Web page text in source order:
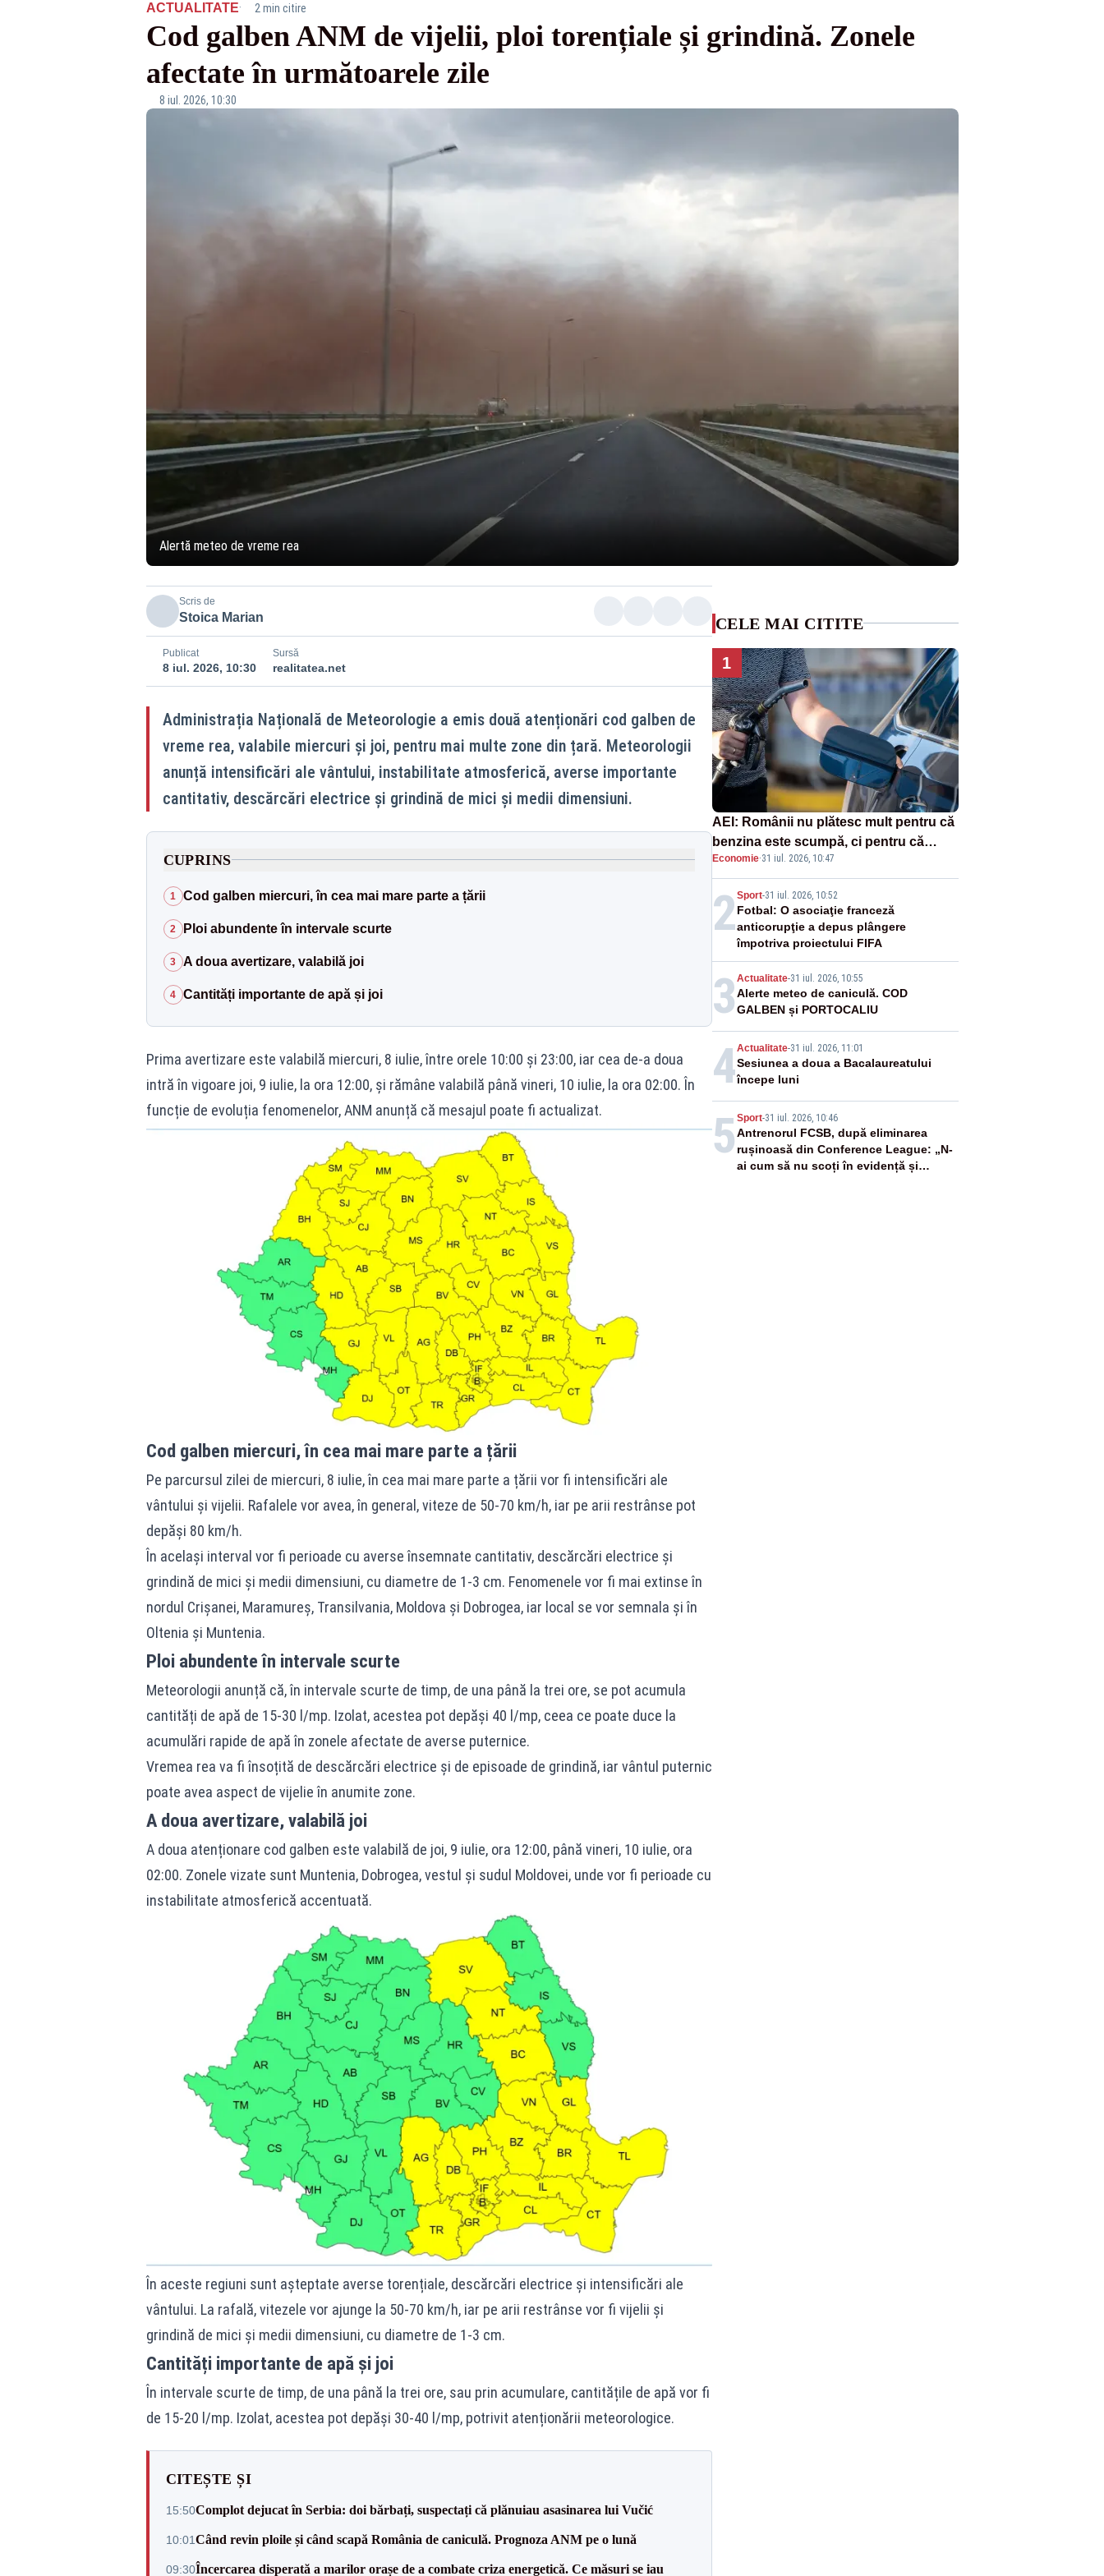
ACTUALITATE· 2 min citire
Cod galben ANM de vijelii, ploi torențiale și grindină. Zonele
afectate în următoarele zile
8 iul. 2026, 10:30
Alertă meteo de vreme rea
Scris de
Stoica Marian
Publicat
8 iul. 2026, 10:30
Sursă
realitatea.net
Administrația Națională de Meteorologie a emis două atenționări cod galben de
vreme rea, valabile miercuri și joi, pentru mai multe zone din țară. Meteorologii
anunță intensificări ale vântului, instabilitate atmosferică, averse importante
cantitativ, descărcări electrice și grindină de mici și medii dimensiuni.
CUPRINS
1 Cod galben miercuri, în cea mai mare parte a țării
2 Ploi abundente în intervale scurte
3 A doua avertizare, valabilă joi
4 Cantități importante de apă și joi
Prima avertizare este valabilă miercuri, 8 iulie, între orele 10:00 și 23:00, iar cea de-a doua
intră în vigoare joi, 9 iulie, la ora 12:00, și rămâne valabilă până vineri, 10 iulie, la ora 02:00. În
funcție de evoluția fenomenelor, ANM anunță că mesajul poate fi actualizat.
Cod galben miercuri, în cea mai mare parte a țării
Pe parcursul zilei de miercuri, 8 iulie, în cea mai mare parte a țării vor fi intensificări ale
vântului și vijelii. Rafalele vor avea, în general, viteze de 50-70 km/h, iar pe arii restrânse pot
depăși 80 km/h.
În același interval vor fi perioade cu averse însemnate cantitativ, descărcări electrice și
grindină de mici și medii dimensiuni, cu diametre de 1-3 cm. Fenomenele vor fi mai extinse în
nordul Crișanei, Maramureș, Transilvania, Moldova și Dobrogea, iar local se vor semnala și în
Oltenia și Muntenia.
Ploi abundente în intervale scurte
Meteorologii anunță că, în intervale scurte de timp, de una până la trei ore, se pot acumula
cantități de apă de 15-30 l/mp. Izolat, acestea pot depăși 40 l/mp, ceea ce poate duce la
acumulări rapide de apă în zonele afectate de averse puternice.
Vremea rea va fi însoțită de descărcări electrice și de episoade de grindină, iar vântul puternic
poate avea aspect de vijelie în anumite zone.
A doua avertizare, valabilă joi
A doua atenționare cod galben este valabilă de joi, 9 iulie, ora 12:00, până vineri, 10 iulie, ora
02:00. Zonele vizate sunt Muntenia, Dobrogea, vestul și sudul Moldovei, unde vor fi perioade cu
instabilitate atmosferică accentuată.
În aceste regiuni sunt așteptate averse torențiale, descărcări electrice și intensificări ale
vântului. La rafală, vitezele vor ajunge la 50-70 km/h, iar pe arii restrânse vor fi vijelii și
grindină de mici și medii dimensiuni, cu diametre de 1-3 cm.
Cantități importante de apă și joi
În intervale scurte de timp, de una până la trei ore, sau prin acumulare, cantitățile de apă vor fi
de 15-20 l/mp. Izolat, acestea pot depăși 30-40 l/mp, potrivit atenționării meteorologice.
CITEȘTE ȘI
15:50Complot dejucat în Serbia: doi bărbați, suspectați că plănuiau asasinarea lui Vučić
10:01Când revin ploile și când scapă România de caniculă. Prognoza ANM pe o lună
09:30Încercarea disperată a marilor orașe de a combate criza energetică. Ce măsuri se iau
CELE MAI CITITE
1
AEI: Românii nu plătesc mult pentru că
benzina este scumpă, ci pentru că
benzina ieftină e taxată scump
Economie·31 iul. 2026, 10:47
2Sport-31 iul. 2026, 10:52
Fotbal: O asociaţie franceză
anticorupţie a depus plângere
împotriva proiectului FIFA
3 Actualitate-31 iul. 2026, 10:55
Alerte meteo de caniculă. COD
GALBEN și PORTOCALIU
4Actualitate-31 iul. 2026, 11:01
Sesiunea a doua a Bacalaureatului
începe luni
5 Sport-31 iul. 2026, 10:46
Antrenorul FCSB, după eliminarea
rușinoasă din Conference League: „N-
ai cum să nu scoți în evidență și